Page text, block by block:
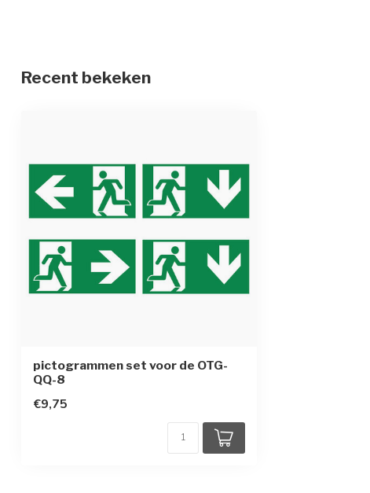
Montagewijze
Montagevorm
Materiaal behuizing
Recent bekeken
pictogrammen set voor de OTG-
QQ-8
€9,75